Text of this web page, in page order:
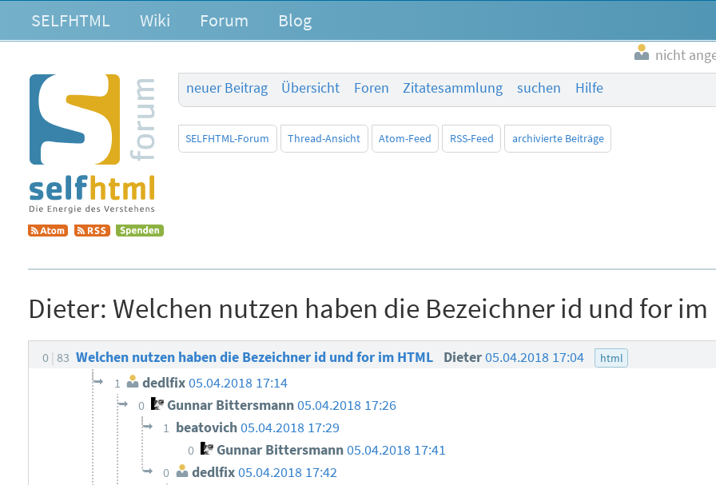
SELFHTML Wiki Forum Blog
nicht
neuer Beitrag
Übersicht Foren Zitatesammlung suchen Hilfe
SELFHTML-Forum Thread-Ansicht Atom-Feed RSS-Feed archivierte Beiträge
Dieter: Welchen nutzen haben die Bezeichner id und for im
0 83 Welchen nutzen haben die Bezeichner id und for im HTML Dieter05.04.2018 17:04 html
1 dedlfix05.04.2018 17:14
0 Gunnar Bittersmann05.04.2018 17:26
1 beatovich05.04.2018 17:29
0 Gunnar Bittersmann05.04.2018 17:41
0 dedlfix05.04.2018 17:42